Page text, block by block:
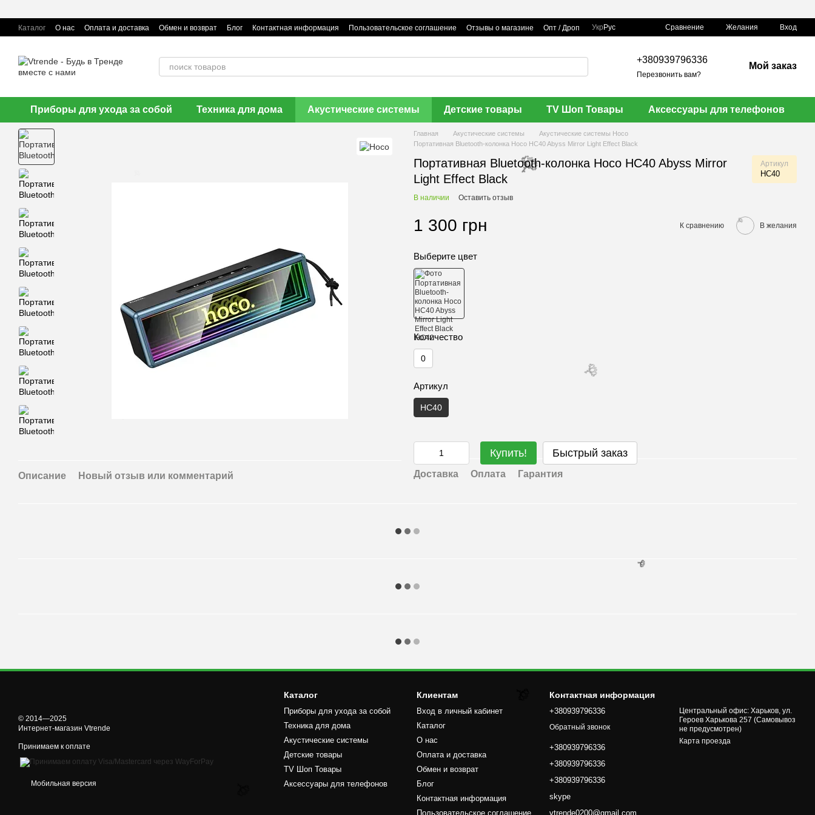
Каталог О нас Оплата и доставка Обмен и возврат Блог Контактная информация Пользовательское соглашение Отзывы о магазине Опт / Дроп Укр Рус Сравнение Желания Вход
+380939796336
Перезвонить вам?
Мой заказ
Приборы для ухода за собой Техника для дома Акустические системы Детские товары TV Шоп Товары Аксессуары для телефонов
Описание Новый отзыв или комментарий
Главная Акустические системы
Акустические системы Hoco
Портативная Bluetooth-колонка Hoco HC40 Abyss Mirror Light Effect Black
Портативная Bluetooth-колонка Hoco HC40 Abyss Mirror
Light Effect Black
Артикул
HC40
В наличии Оставить отзыв
1 300 грн К сравнению В желания
Выберите цвет
Количество
0
Артикул
HC40
Купить! Быстрый заказ
Доставка Оплата Гарантия
© 2014—2025
Интернет-магазин Vtrende
Принимаем к оплате
Мобильная версия
Каталог
Приборы для ухода за собой
Техника для дома
Акустические системы
Детские товары
TV Шоп Товары
Аксессуары для телефонов
Клиентам
Вход в личный кабинет
Каталог
О нас
Оплата и доставка
Обмен и возврат
Блог
Контактная информация
Пользовательское соглашение
Контактная информация
+380939796336
Обратный звонок
+380939796336
+380939796336
+380939796336
skype
vtrende0200@gmail.com
Центральный офис: Харьков, ул.
Героев Харькова 257 (Самовывоз
не предусмотрен)
Карта проезда
🌹
🌹
🌹